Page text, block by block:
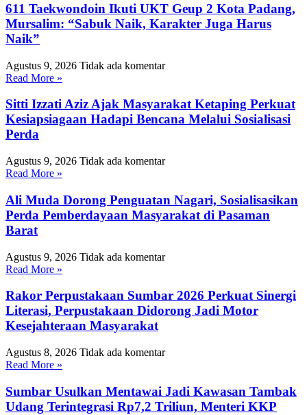
611 Taekwondoin Ikuti UKT Geup 2 Kota Padang,
Mursalim: “Sabuk Naik, Karakter Juga Harus
Naik”
Agustus 9, 2026 Tidak ada komentar
Read More »
Sitti Izzati Aziz Ajak Masyarakat Ketaping Perkuat
Kesiapsiagaan Hadapi Bencana Melalui Sosialisasi
Perda
Agustus 9, 2026 Tidak ada komentar
Read More »
Ali Muda Dorong Penguatan Nagari, Sosialisasikan
Perda Pemberdayaan Masyarakat di Pasaman
Barat
Agustus 9, 2026 Tidak ada komentar
Read More »
Rakor Perpustakaan Sumbar 2026 Perkuat Sinergi
Literasi, Perpustakaan Didorong Jadi Motor
Kesejahteraan Masyarakat
Agustus 8, 2026 Tidak ada komentar
Read More »
Sumbar Usulkan Mentawai Jadi Kawasan Tambak
Udang Terintegrasi Rp7,2 Triliun, Menteri KKP